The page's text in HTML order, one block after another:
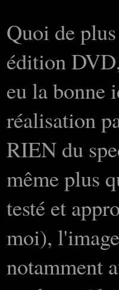
Quoi de
édition
eu la bonne
réalisation
RIEN du
même plus
testé et
moi),
notamment